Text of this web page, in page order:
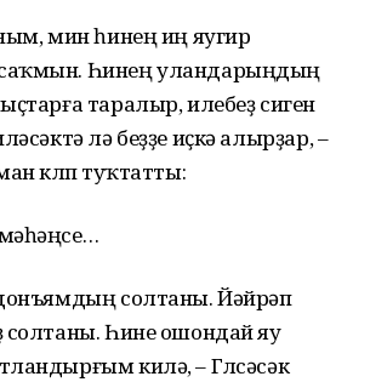
мин һинең иң яугир
Һинең уландарыңдың
таралыр, илебеҙ сиген
лә беҙҙе иҫкә алырҙар, –
көлөп туҡтатты:
солтаны. Йәйрәп
солтаны. Һине ошондай яу
килә, – Гөлсәсәк